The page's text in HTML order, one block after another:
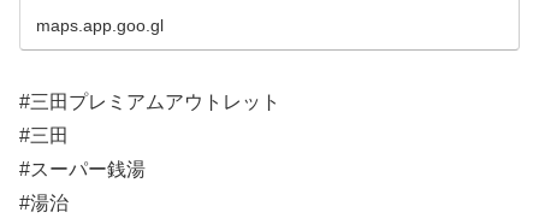
maps.app.goo.gl
#三田プレミアムアウトレット
#三田
#スーパー銭湯
#湯治